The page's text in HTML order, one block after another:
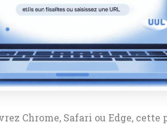
Chrome, Safari ou Edge,